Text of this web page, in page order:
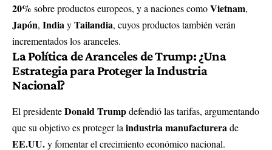
20% sobre productos europeos, y a naciones comoVietnam,
Japón, IndiayTailandia, cuyos productos también verán
incrementados los aranceles.
La Política de Aranceles de Trump: ¿Una
Estrategia para Proteger la Industria
Nacional?
El presidenteDonald Trumpdefendió las tarifas, argumentando
que su objetivo es proteger laindustria manufacturerade
EE.UU.y fomentar el crecimiento económico nacional.